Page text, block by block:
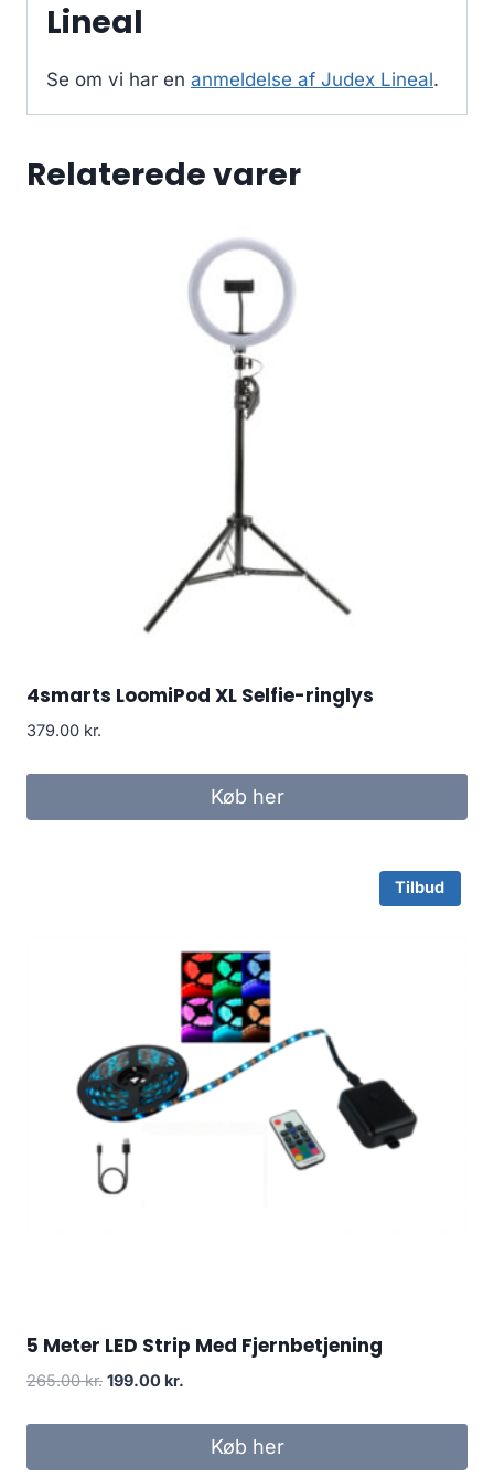
Lineal
Se om vi har en anmeldelse af Judex Lineal.
Relaterede varer
4smarts LoomiPod XL Selfie-ringlys
379.00 kr.
Køb her
Tilbud
5 Meter LED Strip Med Fjernbetjening
265.00kr. Original
was:
199.00 kr.
is:
199.00 kr..
Køb her